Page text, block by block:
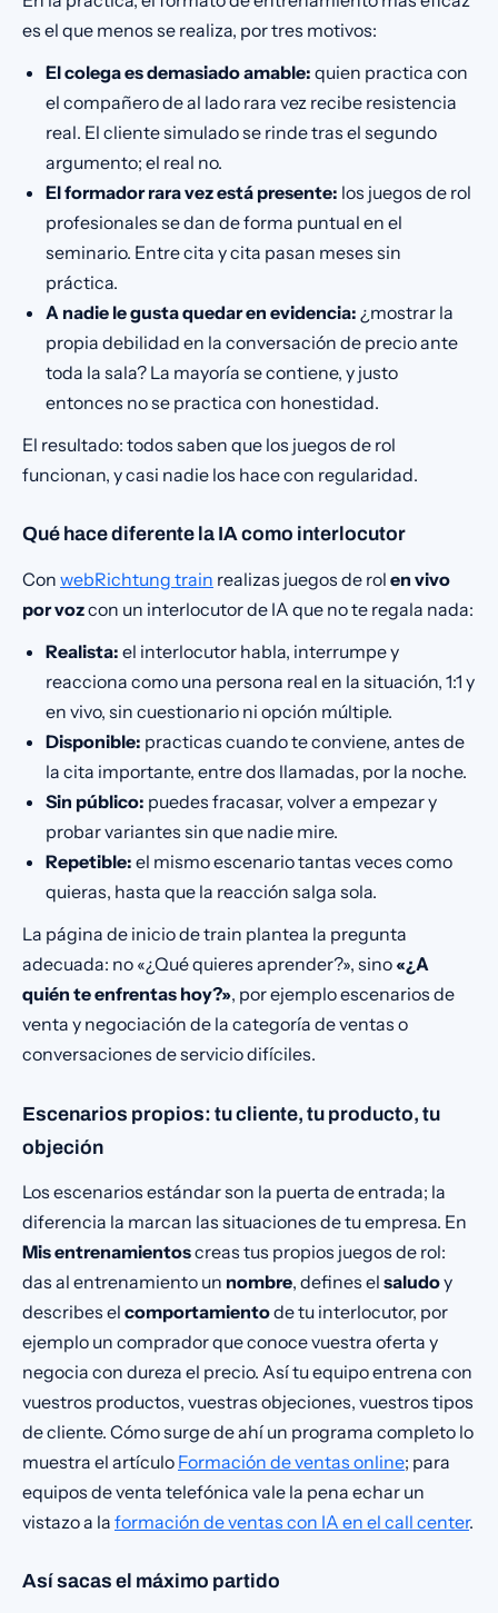
es el que menos se realiza, por tres motivos:
El colega es demasiado amable: quien practica con
el compañero de al lado rara vez recibe resistencia
real. El cliente simulado se rinde tras el segundo
argumento; el real no.
El formador rara vez está presente: los juegos de rol
profesionales se dan de forma puntual en el
seminario. Entre cita y cita pasan meses sin
práctica.
A nadie le gusta quedar en evidencia: ¿mostrar la
propia debilidad en la conversación de precio ante
toda la sala? La mayoría se contiene, y justo
entonces no se practica con honestidad.
El resultado: todos saben que los juegos de rol
funcionan, y casi nadie los hace con regularidad.
Qué hace diferente la IA como interlocutor
Con webRichtung train realizas juegos de rol en vivo
por vozcon un interlocutor de IA que no te regala nada:
Realista: el interlocutor habla, interrumpe y
reacciona como una persona real en la situación, 1:1 y
en vivo, sin cuestionario ni opción múltiple.
Disponible: practicas cuando te conviene, antes de
la cita importante, entre dos llamadas, por la noche.
Sin público: puedes fracasar, volver a empezar y
probar variantes sin que nadie mire.
Repetible: el mismo escenario tantas veces como
quieras, hasta que la reacción salga sola.
La página de inicio de train plantea la pregunta
adecuada: no «¿Qué quieres aprender?», sino «¿A
quién te enfrentas hoy?», por ejemplo escenarios de
venta y negociación de la categoría de ventas o
conversaciones de servicio difíciles.
Escenarios propios: tu cliente, tu producto, tu
objeción
Los escenarios estándar son la puerta de entrada; la
diferencia la marcan las situaciones de tu empresa. En
Mis entrenamientoscreas tus propios juegos de rol:
das al entrenamiento un nombre, defines el saludoy
describes el comportamientode tu interlocutor, por
ejemplo un comprador que conoce vuestra oferta y
negocia con dureza el precio. Así tu equipo entrena con
vuestros productos, vuestras objeciones, vuestros tipos
de cliente. Cómo surge de ahí un programa completo lo
muestra el artículo Formación de ventas online; para
equipos de venta telefónica vale la pena echar un
vistazo a la formación de ventas con IA en el call center.
Así sacas el máximo partido